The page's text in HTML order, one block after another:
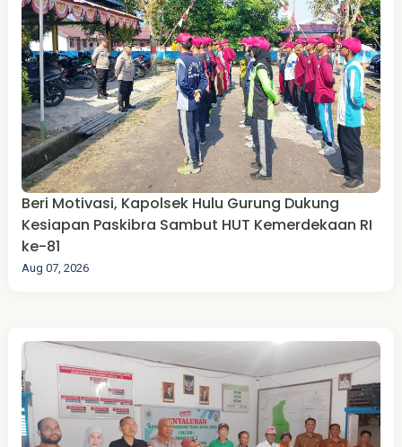
Beri Motivasi, Kapolsek Hulu Gurung Dukung
Kesiapan Paskibra Sambut HUT Kemerdekaan RI
ke-81
Aug 07, 2026